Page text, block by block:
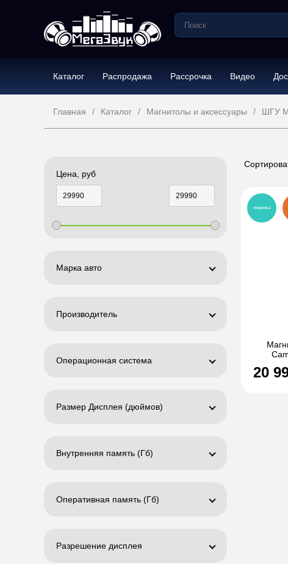
Каталог Распродажа Рассрочка Видео
Главная Каталог Магнитолы и аксессуары ШГУ
Цена, руб
Марка авто
Производитель
Операционная система
Размер Дисплея (дюймов)
Внутренняя память (Гб)
Оперативная память (Гб)
Разрешение дисплея
20
новинка